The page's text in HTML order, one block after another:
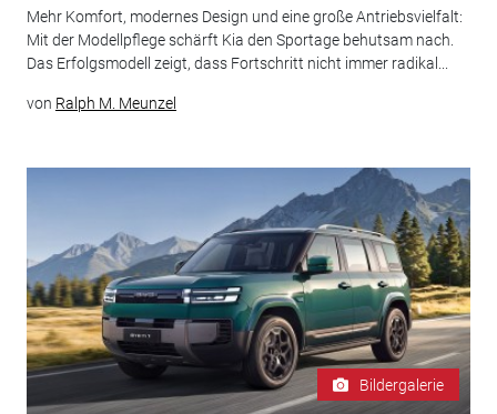
Mehr Komfort, modernes Design und eine große Antriebsvielfalt:
Mit der Modellpflege schärft Kia den Sportage behutsam nach.
Das Erfolgsmodell zeigt, dass Fortschritt nicht immer radikal...
von Ralph M. Meunzel
Bildergalerie